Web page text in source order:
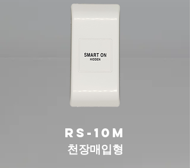
rs-10m
​천장매입형